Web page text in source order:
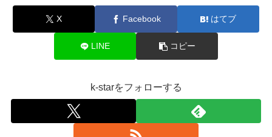
X Facebook はてブ
LINE コピー
k-starをフォローする